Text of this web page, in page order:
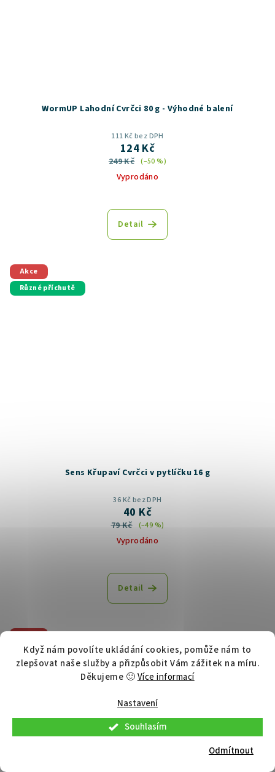
Když nám povolíte ukládání cookies, pomůže nám to
zlepšovat naše služby a přizpůsobit Vám zážitek na míru.
Děkujeme 🙂Více informací
Nastavení
Odmítnout
Souhlasím
WormUP Lahodní Cvrčci 80 g - Výhodné balení
111 Kč bez DPH
124 Kč
249 Kč (–50 %)
Vyprodáno
Detail
Akce
Různé příchutě
Sens Křupaví Cvrčci v pytlíčku 16 g
36 Kč bez DPH
40 Kč
79 Kč (–49 %)
Vyprodáno
Detail
Různé příchutě